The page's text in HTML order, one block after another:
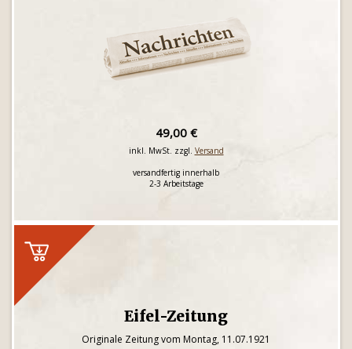
49,00 €
inkl. MwSt. zzgl. Versand
versandfertig innerhalb
2-3 Arbeitstage
Eifel-Zeitung
Originale Zeitung vom Montag, 11.07.1921